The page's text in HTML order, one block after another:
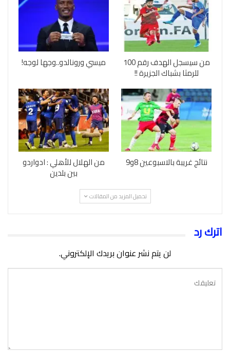
من سيسجل الهدف رقم 100
للرمثا بشباك الجزيرة !!
ميسي ورونالدو..وجها لوجه!
نتائج غريبة بالاسبوعين 8و9 من الهلال للأهلي : ادواردو
بين بلدين
تحميل المزيد من المقالات
اترك رد
لن يتم نشر عنوان بريدك الإلكتروني.